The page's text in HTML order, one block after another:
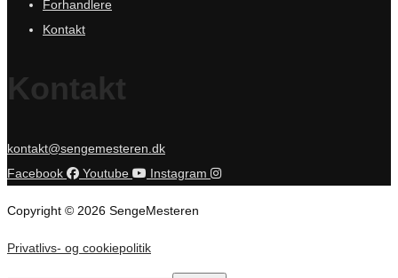
Forhandlere
Kontakt
Kontakt
kontakt@sengemesteren.dk
Facebook
Youtube Instagram
Copyright © 2026 SengeMesteren
Privatlivs- og cookiepolitik